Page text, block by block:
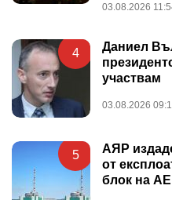
03.08.2026
4
Даниел
участвам
03.08.2026
5
АЯР
от
блок на